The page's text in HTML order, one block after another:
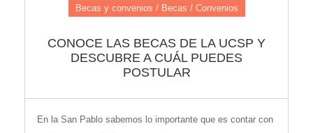
Becas y convenios / Becas / Convenios
CONOCE LAS BECAS DE LA UCSP Y
DESCUBRE A CUÁL PUEDES
POSTULAR
En la San Pablo sabemos lo importante que es contar con